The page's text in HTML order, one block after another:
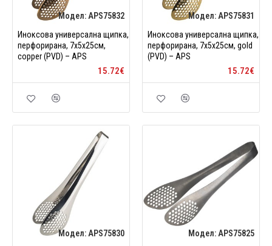
Модел: APS75832
Иноксова универсална щипка,
перфорирана, 7x5x25см,
copper (PVD) – APS
15.72€
Модел: APS75831
Иноксова универсална щипка,
перфорирана, 7x5x25см, gold
(PVD) – APS
15.72€
Модел: APS75830
Модел: APS75825